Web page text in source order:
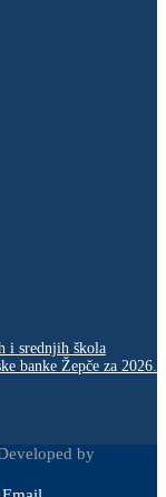
i srednjih škola
banke Žepče za 2026.
by